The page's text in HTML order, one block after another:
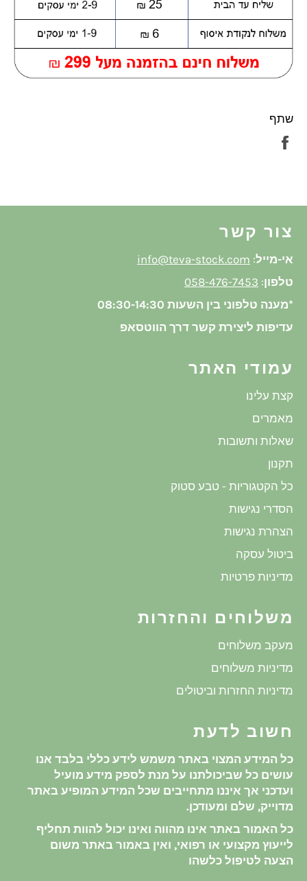
שתף
צור קשר
אי-מייל:
info@teva-stock.com
טלפון:
058-476-7453
*מענה טלפוני בין השעות 08:30-14:30
עדיפות ליצירת קשר דרך הווטסאפ
עמודי האתר
קצת עלינו
מאמרים
שאלות ותשובות
תקנון
כל הקטגוריות - טבע סטוק
הסדרי נגישות
הצהרת נגישות
ביטול עסקה
מדיניות פרטיות
משלוחים והחזרות
מעקב משלוחים
מדיניות משלוחים
מדיניות החזרות וביטולים
חשוב לדעת
כל המידע המצוי באתר משמש לידע כללי בלבד אנו
עושים כל שביכולתנו על מנת לספק מידע מועיל
ועדכני אך איננו מתחייבים שכל המידע המופיע באתר
מדוייק, שלם ומעודכן.
כל האמור באתר אינו מהווה ואינו יכול להוות תחליף
לייעוץ מקצועי או רפואי, ואין באמור באתר משום
הצעה לטיפול כלשהו